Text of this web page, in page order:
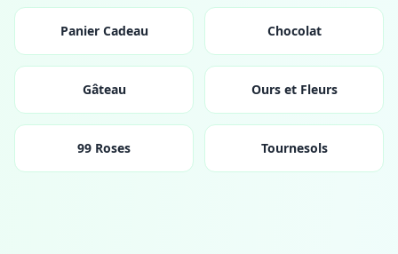
Panier Cadeau Chocolat
Gâteau Ours et Fleurs
99 Roses Tournesols